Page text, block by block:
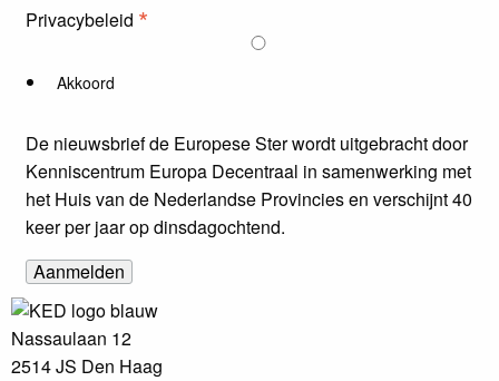
Privacybeleid *
Akkoord
De nieuwsbriefde Europese Sterwordt uitgebracht door
Kenniscentrum Europa Decentraal in samenwerking met
het Huis van de Nederlandse Provincies en verschijnt 40
keer per jaar op dinsdagochtend.
Nassaulaan 12
2514 JS Den Haag